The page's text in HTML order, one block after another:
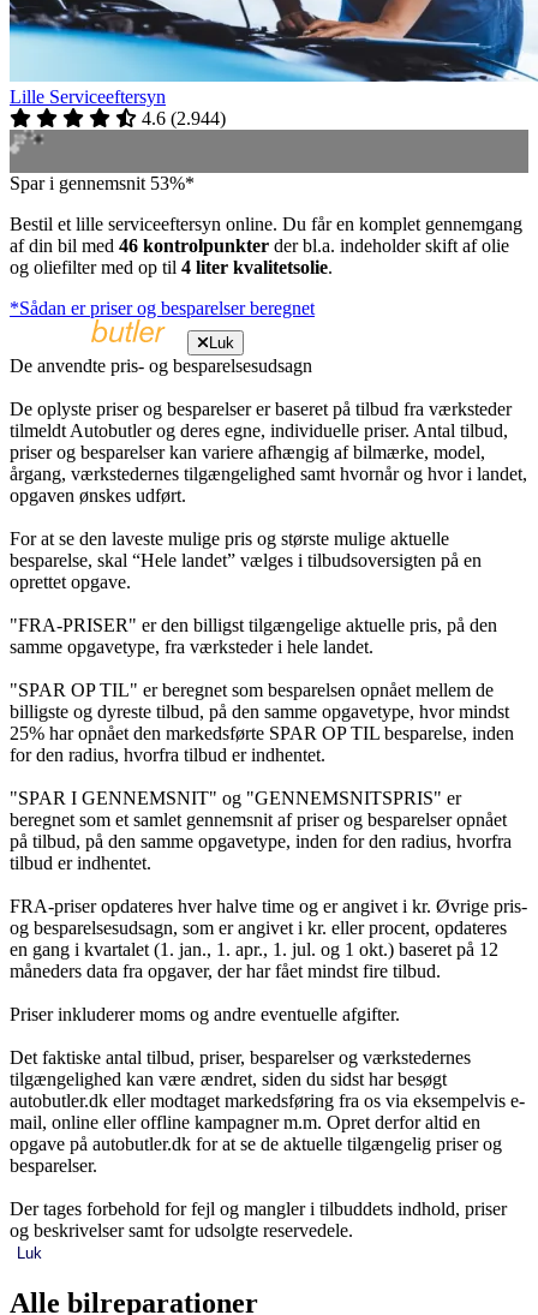
Lille Serviceeftersyn
4.6 (2.944)
Spar i gennemsnit 53%*
Bestil et lille serviceeftersyn online. Du får en komplet gennemgang
af din bil med 46 kontrolpunkter der bl.a. indeholder skift af olie
og oliefilter med op til 4 liter kvalitetsolie.
*Sådan er priser og besparelser beregnet
Luk
De anvendte pris- og besparelsesudsagn
De oplyste priser og besparelser er baseret på tilbud fra værksteder
tilmeldt Autobutler og deres egne, individuelle priser. Antal tilbud,
priser og besparelser kan variere afhængig af bilmærke, model,
årgang, værkstedernes tilgængelighed samt hvornår og hvor i landet,
opgaven ønskes udført.
For at se den laveste mulige pris og største mulige aktuelle
besparelse, skal “Hele landet” vælges i tilbudsoversigten på en
oprettet opgave.
"FRA-PRISER" er den billigst tilgængelige aktuelle pris, på den
samme opgavetype, fra værksteder i hele landet.
"SPAR OP TIL" er beregnet som besparelsen opnået mellem de
billigste og dyreste tilbud, på den samme opgavetype, hvor mindst
25% har opnået den markedsførte SPAR OP TIL besparelse, inden
for den radius, hvorfra tilbud er indhentet.
"SPAR I GENNEMSNIT" og "GENNEMSNITSPRIS" er
beregnet som et samlet gennemsnit af priser og besparelser opnået
på tilbud, på den samme opgavetype, inden for den radius, hvorfra
tilbud er indhentet.
FRA-priser opdateres hver halve time og er angivet i kr. Øvrige pris-
og besparelsesudsagn, som er angivet i kr. eller procent, opdateres
en gang i kvartalet (1. jan., 1. apr., 1. jul. og 1 okt.) baseret på 12
måneders data fra opgaver, der har fået mindst fire tilbud.
Priser inkluderer moms og andre eventuelle afgifter.
Det faktiske antal tilbud, priser, besparelser og værkstedernes
tilgængelighed kan være ændret, siden du sidst har besøgt
autobutler.dk eller modtaget markedsføring fra os via eksempelvis e-
mail, online eller offline kampagner m.m. Opret derfor altid en
opgave på autobutler.dk for at se de aktuelle tilgængelig priser og
besparelser.
Der tages forbehold for fejl og mangler i tilbuddets indhold, priser
og beskrivelser samt for udsolgte reservedele.
Luk
Alle bilreparationer